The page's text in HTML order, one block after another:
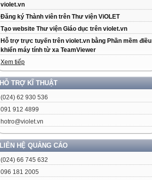
violet.vn
Đăng ký Thành viên trên Thư viện ViOLET
Tạo website Thư viện Giáo dục trên violet.vn
Hỗ trợ trực tuyến trên violet.vn bằng Phần mềm điều
khiển máy tính từ xa TeamViewer
Xem tiếp
HỖ TRỢ KĨ THUẬT
(024) 62 930 536
091 912 4899
hotro@violet.vn
LIÊN HỆ QUẢNG CÁO
(024) 66 745 632
096 181 2005